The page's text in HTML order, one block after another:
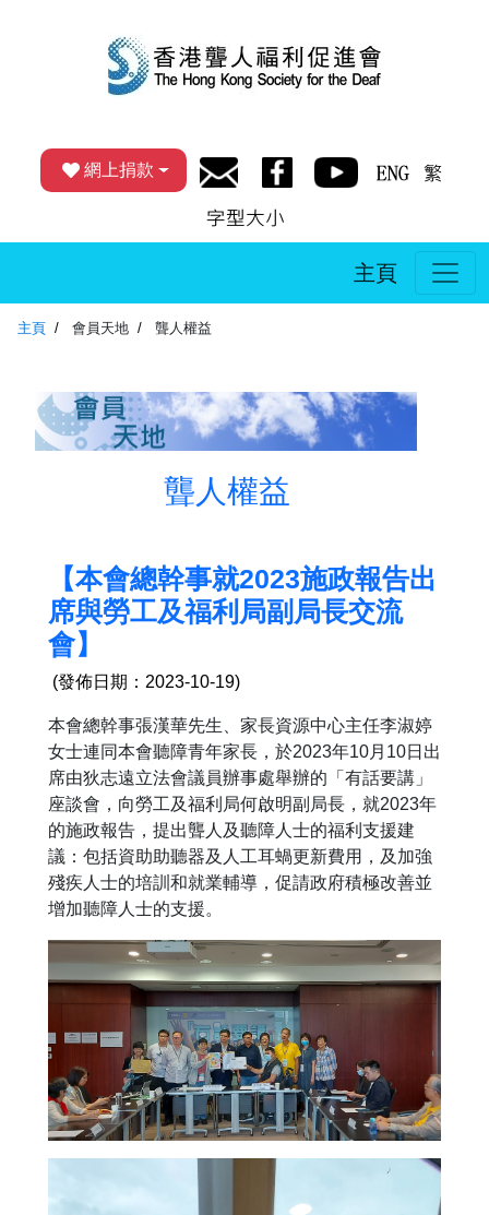
網上捐款
主頁
主頁 會員天地 聾人權益
聾人權益
【本會總幹事就2023施政報告出
席與勞工及福利局副局長交流
會】
(發佈日期：2023-10-19)
本會總幹事張漢華先生、家長資源中心主任李淑婷
女士連同本會聽障青年家長，於2023年10月10日出
席由狄志遠立法會議員辦事處舉辦的「有話要講」
座談會，向勞工及福利局何啟明副局長，就2023年
的施政報告，提出聾人及聽障人士的福利支援建
議：包括資助助聽器及人工耳蝸更新費用，及加強
殘疾人士的培訓和就業輔導，促請政府積極改善並
增加聽障人士的支援。